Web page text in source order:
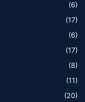
(6)
(17)
(6)
(17)
(8)
(11)
(20)